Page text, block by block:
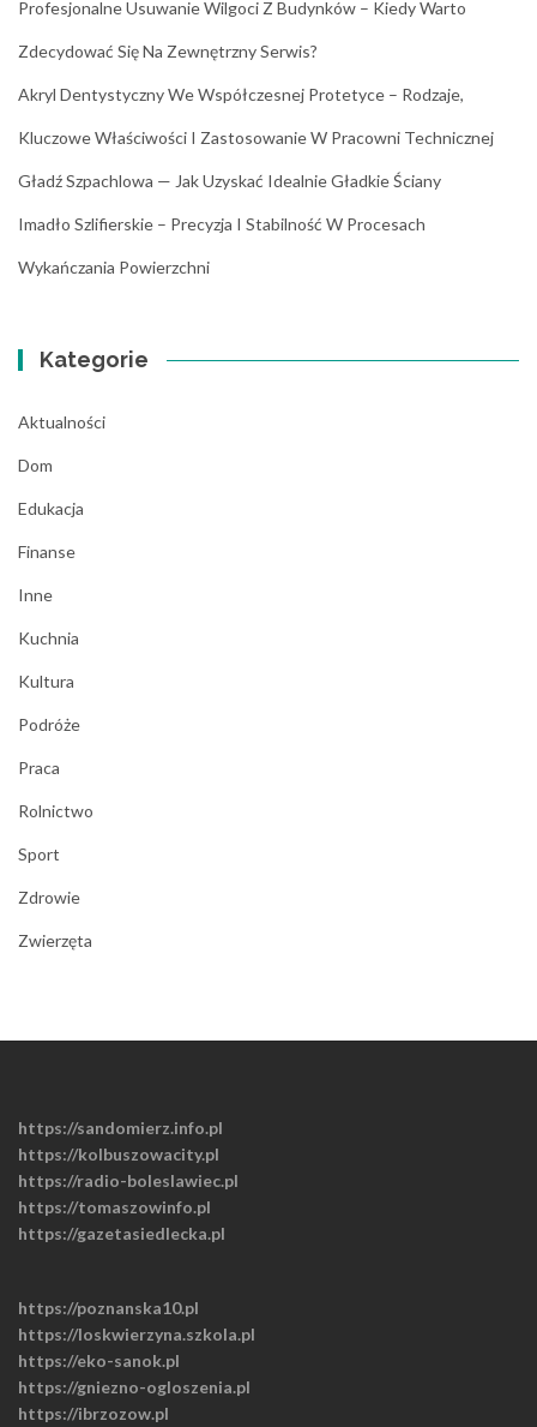
Profesjonalne Usuwanie Wilgoci Z Budynków – Kiedy Warto
Zdecydować Się Na Zewnętrzny Serwis?
Akryl Dentystyczny We Współczesnej Protetyce – Rodzaje,
Kluczowe Właściwości I Zastosowanie W Pracowni Technicznej
Gładź Szpachlowa — Jak Uzyskać Idealnie Gładkie Ściany
Imadło Szlifierskie – Precyzja I Stabilność W Procesach
Wykańczania Powierzchni
Kategorie
Aktualności
Dom
Edukacja
Finanse
Inne
Kuchnia
Kultura
Podróże
Praca
Rolnictwo
Sport
Zdrowie
Zwierzęta
https://sandomierz.info.pl
https://kolbuszowacity.pl
https://radio-boleslawiec.pl
https://tomaszowinfo.pl
https://gazetasiedlecka.pl
https://poznanska10.pl
https://loskwierzyna.szkola.pl
https://eko-sanok.pl
https://gniezno-ogloszenia.pl
https://ibrzozow.pl